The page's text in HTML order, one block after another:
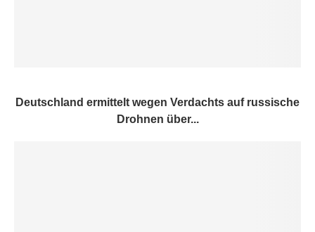
Deutschland ermittelt wegen Verdachts auf russische
Drohnen über...